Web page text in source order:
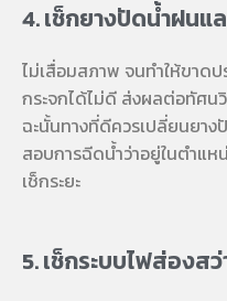
4. เช็กยางปัดน้ำฝนแ
ไม่เสื่อมสภาพ จนทำให้ขาด
กระจกได้ไม่ดี ส่งผลต่อทัศน
ฉะนั้นทางที่ดีควรเปลี่ยนยา
สอบการฉีดน้ำว่าอยู่ในตำแห
เช็กระยะ
5. เช็กระบบไฟส่องส